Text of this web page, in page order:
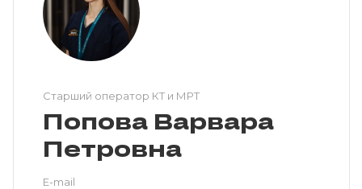
Cтарший оператор КТ и МРТ
Попова Варвара
Петровна
E-mail